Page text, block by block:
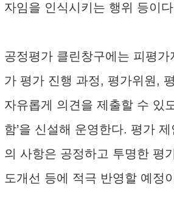
자임을 인식시키는 행위 등이
공정평가 클린창구에는 피평
가 평가 진행 과정, 평가위원,
자유롭게 의견을 제출할 수 있
함’을 신설해 운영한다. 평가
의 사항은 공정하고 투명한 평
도개선 등에 적극 반영할 예정